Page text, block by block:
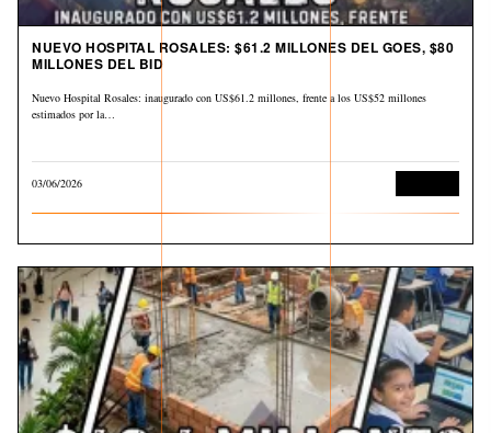
NUEVO HOSPITAL ROSALES: $61.2 MILLONES DEL GOES, $80
MILLONES DEL BID
Nuevo Hospital Rosales: inaugurado con US$61.2 millones, frente a los US$52 millones
estimados por la…
03/06/2026